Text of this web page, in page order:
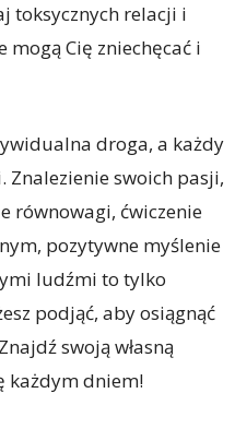
toksycznych relacji i
mogą Cię zniechęcać i
droga, a każdy
Znalezienie swoich pasji,
równowagi, ćwiczenie
pozytywne myślenie
ludźmi to tylko
podjąć, aby osiągnąć
swoją własną
każdym dniem!